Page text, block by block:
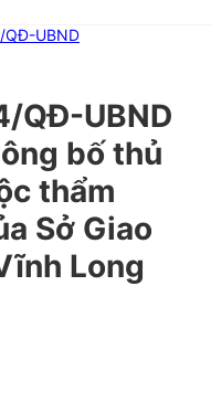
QĐ-UBND
QĐ-UBND
bố thủ
thẩm
Sở Giao
Long